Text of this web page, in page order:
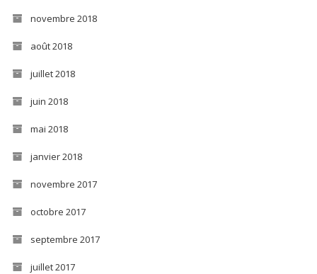
novembre 2018
août 2018
juillet 2018
juin 2018
mai 2018
janvier 2018
novembre 2017
octobre 2017
septembre 2017
juillet 2017